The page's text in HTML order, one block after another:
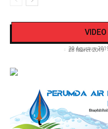
Video Detik Evakuasi
- 20 Agustus
Lantas Polres Kerinci
- 28 Maret 2019